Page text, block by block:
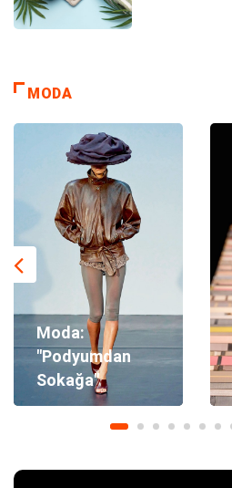
MODA
Moda:
"Podyumdan
Sokağa"